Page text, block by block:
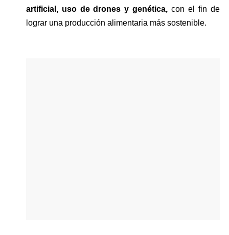
artificial, uso de drones y genética, con el fin de
lograr una producción alimentaria más sostenible.